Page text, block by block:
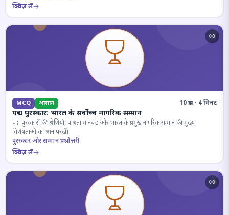
क्विज़ लें
MCQ आसान 10 प्रश्न · 4 मिनट
पद्म पुरस्कार: भारत के सर्वोच्च नागरिक सम्मान
पद्म पुरस्कारों की श्रेणियों, पात्रता मानदंड और भारत के प्रमुख नागरिक सम्मान की मुख्य
विशेषताओं का ज्ञान परखें।
पुरस्कार और सम्मान प्रश्नोत्तरी
क्विज़ लें